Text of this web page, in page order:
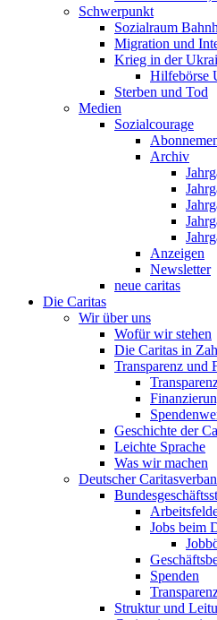
Schwerpunkt
Sozialraum
Migration und
Krieg in der
Hilfebörse
Sterben und Tod
Medien
Sozialcourage
Archiv
Anzeigen
Newsletter
neue caritas
Die Caritas
Wir über uns
Wofür wir stehen
Die Caritas in
Transparenz und
Geschichte der
Leichte Sprache
Was wir machen
Deutscher
Jobs beim
Spenden
Struktur und